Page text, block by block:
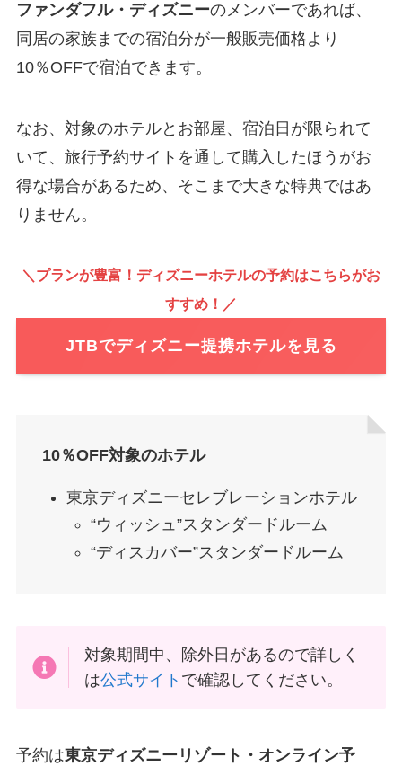
ファンダフル・ディズニーのメンバーであれば、
同居の家族までの宿泊分が一般販売価格より
10％OFFで宿泊できます。
なお、対象のホテルとお部屋、宿泊日が限られて
いて、旅行予約サイトを通して購入したほうがお
得な場合があるため、そこまで大きな特典ではあ
りません。
＼プランが豊富！ディズニーホテルの予約はこちらがお
すすめ！／
JTBでディズニー提携ホテルを見る
10％OFF対象のホテル
東京ディズニーセレブレーションホテル
“ウィッシュ”スタンダードルーム
“ディスカバー”スタンダードルーム
対象期間中、除外日があるので詳しく
は公式サイト で確認してください。
予約は東京ディズニーリゾート・オンライン予